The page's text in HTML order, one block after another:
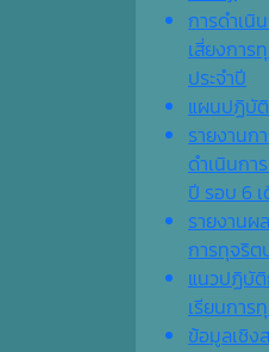
การดำเนิ
เสี่ยงการ
ประจำปี
แผนปฏิบั
รายงานก
ดำเนินกา
ปี รอบ 6
รายงานผ
การทุจริต
แนวปฏิบัติ
เรียนการ
ข้อมูลเชิง